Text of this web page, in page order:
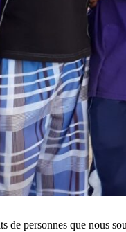
de personnes que nous